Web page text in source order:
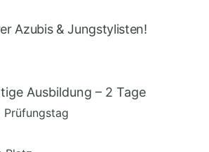
Azubis & Jungstylisten!
Ausbildung – 2 Tage
Prüfungstag